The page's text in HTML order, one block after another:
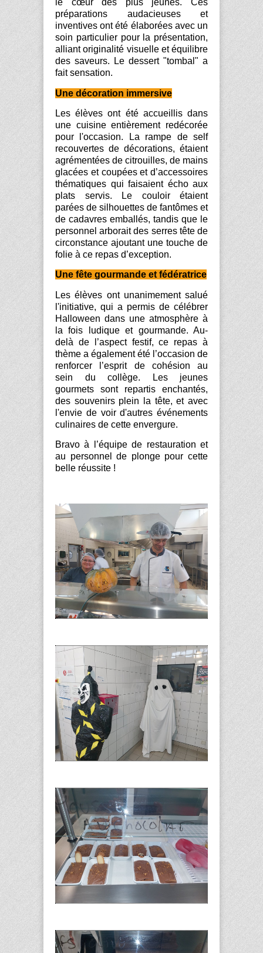
le cœur des plus jeunes. Ces
préparations audacieuses et
inventives ont été élaborées avec un
soin particulier pour la présentation,
alliant originalité visuelle et équilibre
des saveurs. Le dessert "tombal" a
fait sensation.
Une décoration immersive
Les élèves ont été accueillis dans
une cuisine entièrement redécorée
pour l'occasion. La rampe de self
recouvertes de décorations, étaient
agrémentées de citrouilles, de mains
glacées et coupées et d’accessoires
thématiques qui faisaient écho aux
plats servis. Le couloir étaient
parées de silhouettes de fantômes et
de cadavres emballés, tandis que le
personnel arborait des serres tête de
circonstance ajoutant une touche de
folie à ce repas d’exception.
Une fête gourmande et fédératrice
Les élèves ont unanimement salué
l'initiative, qui a permis de célébrer
Halloween dans une atmosphère à
la fois ludique et gourmande. Au-
delà de l’aspect festif, ce repas à
thème a également été l’occasion de
renforcer l’esprit de cohésion au
sein du collège. Les jeunes
gourmets sont repartis enchantés,
des souvenirs plein la tête, et avec
l'envie de voir d'autres événements
culinaires de cette envergure.
Bravo à l’équipe de restauration et
au personnel de plonge pour cette
belle réussite !